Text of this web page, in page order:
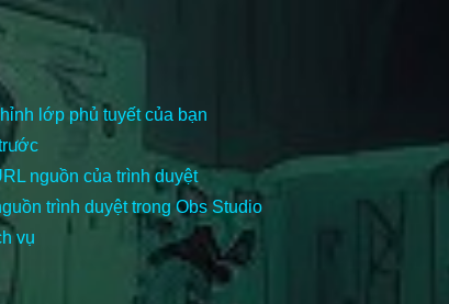
lớp phủ tuyết của bạn
nguồn của trình duyệt
trình duyệt trong Obs Studio
vụ